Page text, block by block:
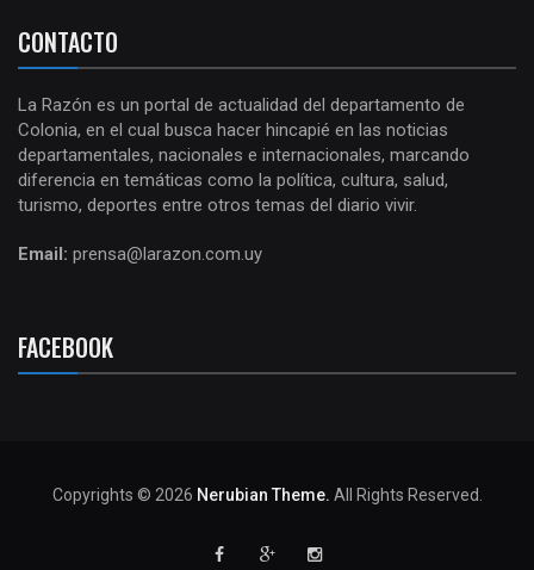
CONTACTO
La Razón es un portal de actualidad del departamento de
Colonia, en el cual busca hacer hincapié en las noticias
departamentales, nacionales e internacionales, marcando
diferencia en temáticas como la política, cultura, salud,
turismo, deportes entre otros temas del diario vivir.
Email: prensa@larazon.com.uy
FACEBOOK
Copyrights © 2026 Nerubian Theme. All Rights Reserved.